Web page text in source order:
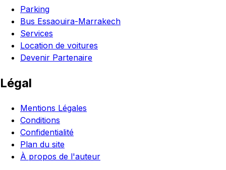
Parking
Bus Essaouira-Marrakech
Services
Location de voitures
Devenir Partenaire
Légal
Mentions Légales
Conditions
Confidentialité
Plan du site
À propos de l'auteur